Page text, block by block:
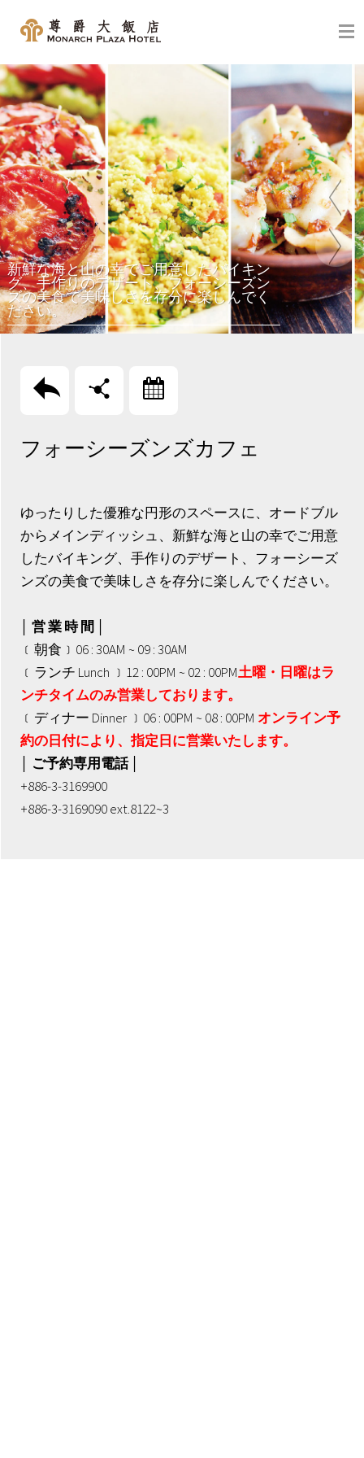
な海と山の幸でご用意したバイキン
手作りのデザート、フォーシーズン
美食で美味しさを存分に楽しんでく
い。
ア
回上頁 分享 訂房
フォーシーズンズカフェ
ゆったりした優雅な円形のスペースに、オードブル
からメインディッシュ、新鮮な海と山の幸でご用意
したバイキング、手作りのデザート、フォーシーズ
ンズの美食で美味しさを存分に楽しんでください。
│ 営 業 時 間 │
﹝朝食﹞06 : 30AM ~ 09 : 30AM
﹝ランチ Lunch ﹞12 : 00PM ~ 02 : 00PM土曜・日曜はラ
ンチタイムのみ営業しております。
﹝ディナー Dinner ﹞06 : 00PM ~ 08 : 00PM オンライン予
約の日付により、指定日に営業いたします。
│ ご予約専用電話 │
+886-3-3169900
+886-3-3169090 ext.8122~3